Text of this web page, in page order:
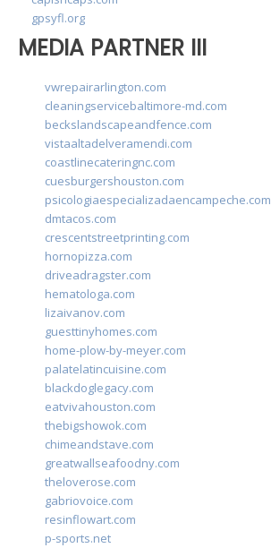
gpsyfl.org
MEDIA PARTNER III
vwrepairarlington.com
cleaningservicebaltimore-md.com
beckslandscapeandfence.com
vistaaltadelveramendi.com
coastlinecateringnc.com
cuesburgershouston.com
psicologiaespecializadaencampeche.com
dmtacos.com
crescentstreetprinting.com
hornopizza.com
driveadragster.com
hematologa.com
lizaivanov.com
guesttinyhomes.com
home-plow-by-meyer.com
palatelatincuisine.com
blackdoglegacy.com
eatvivahouston.com
thebigshowok.com
chimeandstave.com
greatwallseafoodny.com
theloverose.com
gabriovoice.com
resinflowart.com
p-sports.net